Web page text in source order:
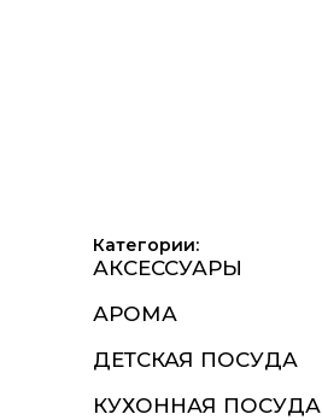
Категории:
АКСЕССУАРЫ
АРОМА
ДЕТСКАЯ ПОСУДА
КУХОННАЯ ПОСУДА